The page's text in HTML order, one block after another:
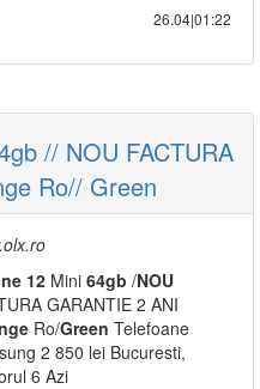
26.04|01:22
// NOU FACTURA
Ro// Green
12 Mini 64gb /NOU
GARANTIE 2 ANI
Ro/Green Telefoane
2 850 lei Bucuresti,
6 Azi